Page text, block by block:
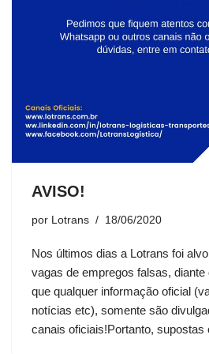
AVISO!
por Lotrans 18/06/2020
Nos últimos dias a Lotrans foi
vagas de empregos falsas,
que qualquer informação oficial
notícias etc), somente são
canais oficiais!Portanto,